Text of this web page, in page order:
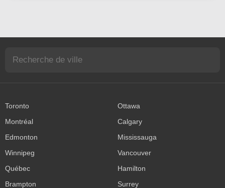
Toronto
Ottawa
Montréal
Calgary
Edmonton
Mississauga
Winnipeg
Vancouver
Québec
Hamilton
Brampton
Surrey